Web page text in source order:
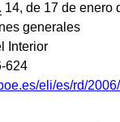
14, de 17 de enero
generales
Interior
624
eli/es/rd/